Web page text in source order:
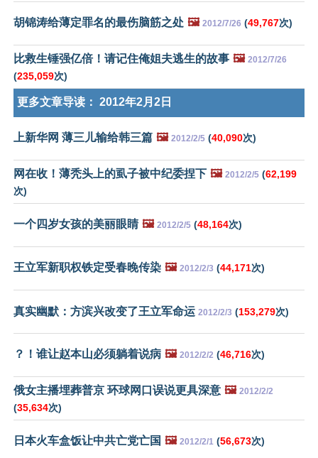
胡锦涛给薄定罪名的最伤脑筋之处 🖼️ 2012/7/26 (49,767次)
比救生锤强亿倍！请记住俺姐夫逃生的故事 🖼️ 2012/7/26
(235,059次)
更多文章导读： 2012年2月2日
上新华网 薄三儿输给韩三篇 🖼️ 2012/2/5 (40,090次)
网在收！薄秃头上的虱子被中纪委捏下 🖼️ 2012/2/5 (62,199
次)
一个四岁女孩的美丽眼睛 🖼️ 2012/2/5 (48,164次)
王立军新职权铁定受春晚传染 🖼️ 2012/2/3 (44,171次)
真实幽默：方滨兴改变了王立军命运 2012/2/3 (153,279次)
？！谁让赵本山必须躺着说病 🖼️ 2012/2/2 (46,716次)
俄女主播埋葬普京 环球网口误说更具深意 🖼️ 2012/2/2
(35,634次)
日本火车盒饭让中共亡党亡国 🖼️ 2012/2/1 (56,673次)